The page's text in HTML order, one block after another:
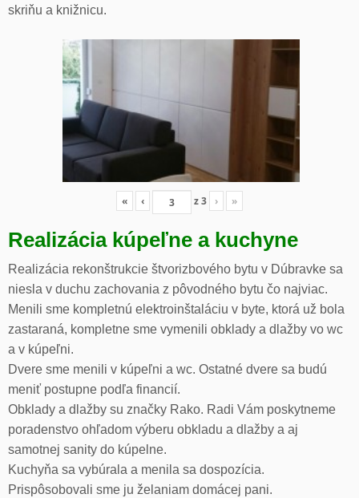
skriňu a knižnicu.
« ‹ z3 › »
Realizácia kúpeľne a kuchyne
Realizácia rekonštrukcie štvorizbového bytu v Dúbravke sa
niesla v duchu zachovania z pôvodného bytu čo najviac.
Menili sme kompletnú elektroinštaláciu v byte, ktorá už bola
zastaraná, kompletne sme vymenili obklady a dlažby vo wc
a v kúpeľni.
Dvere sme menili v kúpeľni a wc. Ostatné dvere sa budú
meniť postupne podľa financií.
Obklady a dlažby su značky Rako. Radi Vám poskytneme
poradenstvo ohľadom výberu obkladu a dlažby a aj
samotnej sanity do kúpelne.
Kuchyňa sa vybúrala a menila sa dospozícia.
Prispôsobovali sme ju želaniam domácej pani.